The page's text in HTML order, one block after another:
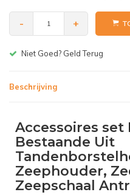
- +
Gratis bezorgen v.a.
Beschrijving
Accessoires set
Bestaande Uit
Zeephouder,
Zeepschaal